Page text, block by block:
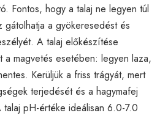
Fontos, hogy a talaj ne legyen túl
a gyökeresedést és
A talaj előkészítése
a magvetés esetében: legyen laza,
Kerüljük a friss trágyát, mert
terjedését és a hagymafej
pH-értéke ideálisan 6.0-7.0